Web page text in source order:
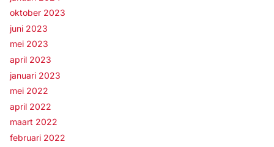
oktober 2023
juni 2023
mei 2023
april 2023
januari 2023
mei 2022
april 2022
maart 2022
februari 2022